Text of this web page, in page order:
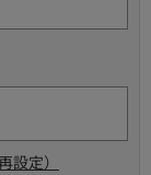
設定）